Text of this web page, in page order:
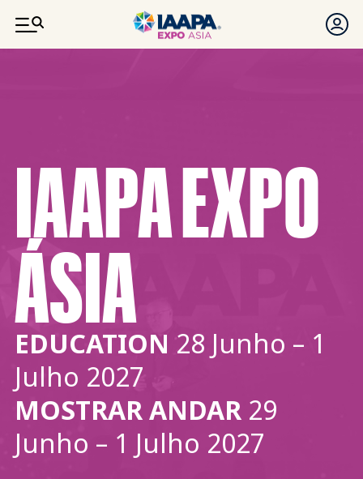
PASSAR PARA O CONTEÚDO PRINCIPAL
IAAPA EXPO
ÁSIA
EDUCATION 28 Junho – 1
Julho 2027
MOSTRAR ANDAR 29
Junho – 1 Julho 2027